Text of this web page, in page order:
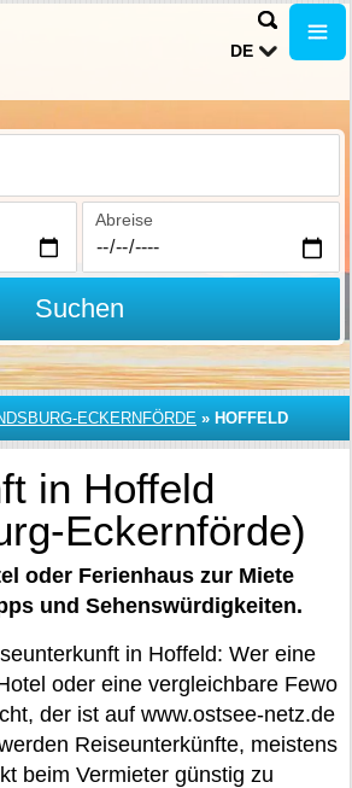
DE
Abreise
Suchen
ECKERNFÖRDE » HOFFELD
in Hoffeld
Eckernförde)
oder Ferienhaus zur Miete
und Sehenswürdigkeiten.
in Hoffeld: Wer eine
oder eine vergleichbare Fewo
der ist auf www.ostsee-netz.de
Reiseunterkünfte, meistens
beim Vermieter günstig zu